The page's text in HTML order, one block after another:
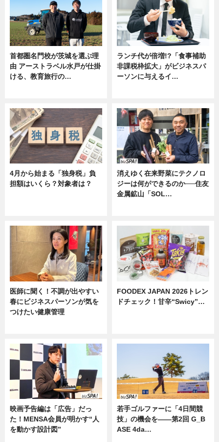
首都圏名門校が茨城を選ぶ理
由 アーストラベル水戸が仕掛
ける、教育旅行の…
ランチ代が倍増!?「食事補助
非課税枠拡大」がビジネスパ
ーソンに与えるイ…
4月から始まる「独身税」負
担額はいくら？対象者は？
消えゆく在来野菜にテクノロ
ジーは何ができるのか──住友
金属鉱山「SOL…
医師に聞く！不調が出やすい
春にビジネスパーソンが気を
つけたい健康管理
FOODEX JAPAN 2026トレン
ドチェック！甘辛“Swicy”…
映画予告編は「広告」だっ
た！MENSA会員が明かす“人
を動かす設計図”
若手ゴルファーに「4日間競
技」の機会を——第2回 G_B
ASE 4da…